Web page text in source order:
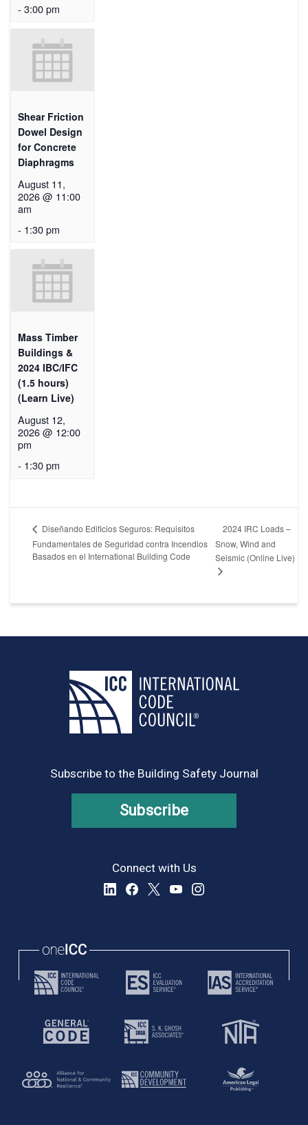
- 3:00 pm
Shear Friction
Dowel Design
for Concrete
Diaphragms
August 11,
2026 @ 11:00
am
- 1:30 pm
Mass Timber
Buildings &
2024 IBC/IFC
(1.5 hours)
(Learn Live)
August 12,
2026 @ 12:00
pm
- 1:30 pm
Diseñando Edificios Seguros: Requisitos
Fundamentales de Seguridad contra Incendios
Basados en el International Building Code
2024 IRC Loads –
Snow, Wind and
Seismic (Online Live)
Subscribe to the Building Safety Journal
Subscribe
Connect with Us